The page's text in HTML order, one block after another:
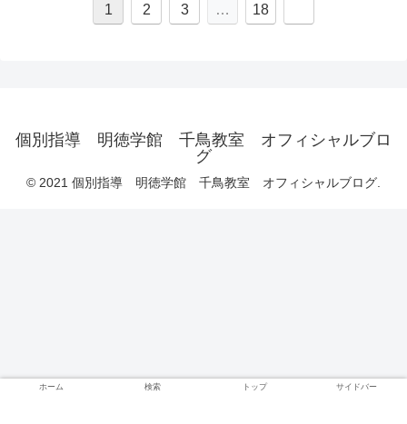
1 2 3 … 18
個別指導 明徳学館 千鳥教室 オフィシャルブロ
グ
© 2021 個別指導 明徳学館 千鳥教室 オフィシャルブログ.
ホーム 検索 トップ サイドバー